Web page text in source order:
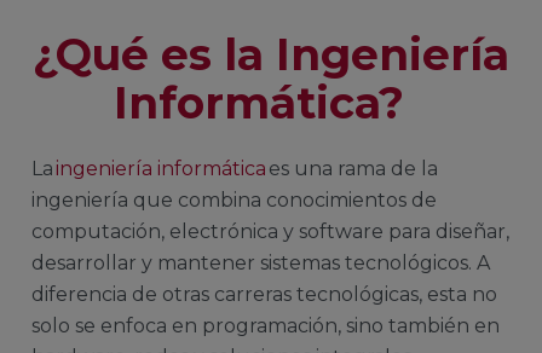
¿Qué es la Ingeniería
Informática?
La ingeniería informática es una rama de la
ingeniería que combina conocimientos de
computación, electrónica y software para diseñar,
desarrollar y mantener sistemas tecnológicos. A
diferencia de otras carreras tecnológicas, esta no
solo se enfoca en programación, sino también en